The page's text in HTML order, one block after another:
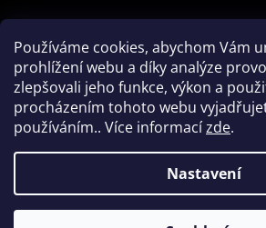
Používáme cookies, abychom Vám
prohlížení webu a díky analýze
zlepšovali jeho funkce, výkon a
procházením tohoto webu
používáním.. Více informacízde.
Nastavení
PŘIJÍMÁME ONLINE PLATBY
© 2026 Hookler. Všechna práva vyhrazena.